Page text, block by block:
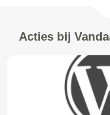
Acties bij